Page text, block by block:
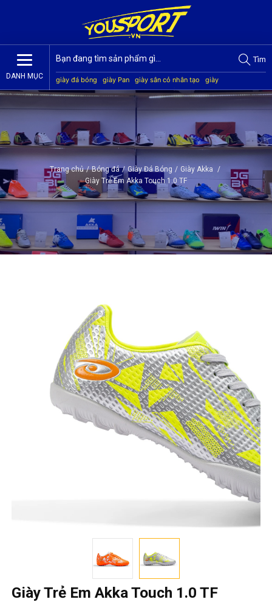
DANH MỤC
Tìm
giày đá bóng giày Pan giày sân cỏ nhân tạo
giày
Jogarbola
giày Mitre giày Akka quần áo bóng đá
giày
Trang chủ / Bóng đá / Giày Đá Bóng / Giày Akka /
Giày Trẻ Em Akka Touch 1.0 TF
Giày Trẻ Em Akka Touch 1.0 TF